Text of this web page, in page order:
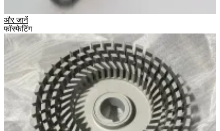
और जानें
फॉस्फेटिंग